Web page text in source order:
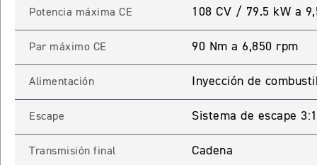
Precio desde $12.690.000
RX
STREET TRIPLE 765 RX
Precio desde $15.890.000
Potencia máxima CE 108 CV / 79.5 kW a
Par máximo CE 90 Nm a 6,850 rpm
Alimentación Inyección de
Escape Sistema de escape
Transmisión final Cadena